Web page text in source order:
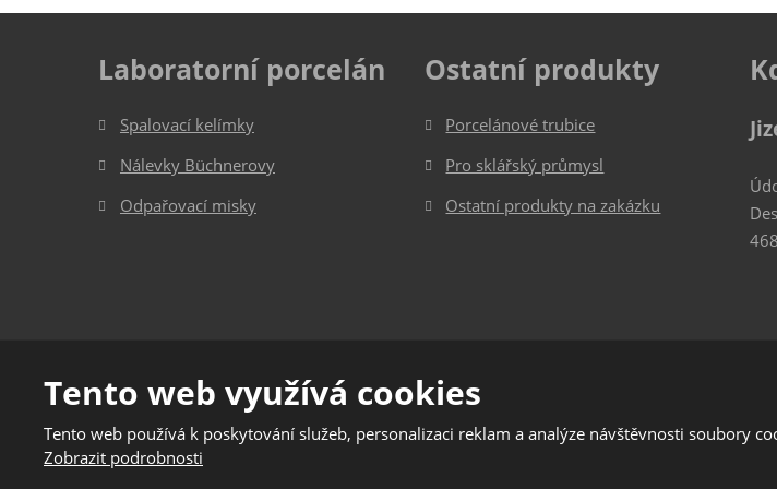
Laboratorní porcelán
Spalovací kelímky
Nálevky Büchnerovy
Odpařovací misky
Ostatní produkty
Porcelánové trubice
Pro sklářský průmysl
Ostatní produkty na zakázku
© 2026, Jizerská porcelánka s.r.o.
Podmínky použití |Mapa stránek
Tento web je chráněn pomocí Google ReCAPTCHA a platí pro něj zásady
Tento web využívá cookies
Tento web používá k poskytování služeb, personalizaci reklam a analýze návštěvnosti soubory
Zobrazit podrobnosti